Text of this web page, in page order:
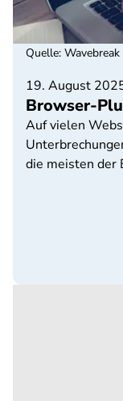
19. August
Browser-
Auf vielen
die meisten der
Quelle: